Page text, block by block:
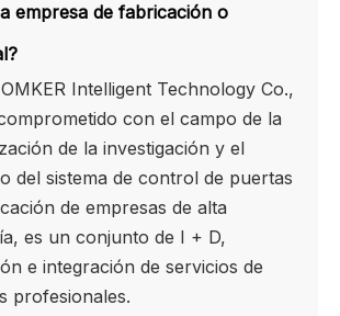
empresa de fabricación o
Intelligent Technology Co.,
con el campo de la
de la investigación y el
del sistema de control de puertas
de empresas de alta
es un conjunto de I + D,
e integración de servicios de
profesionales.